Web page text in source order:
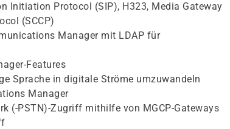
Initiation Protocol (SIP), H323, Media Gateway
(SCCP)
Manager mit LDAP für
Features
Sprache in digitale Ströme umzuwandeln
Manager
(-PSTN)-Zugriff mithilfe von MGCP-Gateways